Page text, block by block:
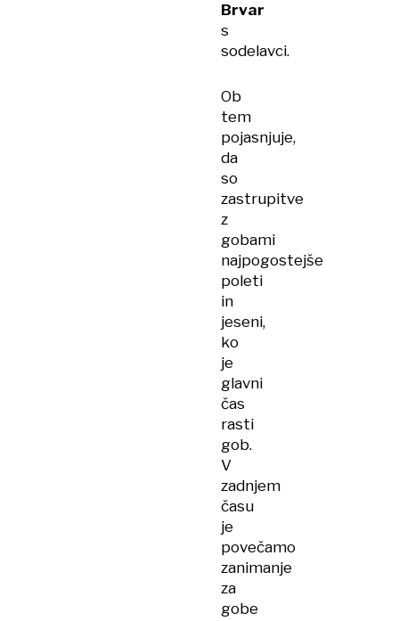
Brvar
s
sodelavci.
Ob
tem
pojasnjuje,
da
so
zastrupitve
z
gobami
najpogostejše
poleti
in
jeseni,
ko
je
glavni
čas
rasti
gob.
V
zadnjem
času
je
povečamo
zanimanje
za
gobe